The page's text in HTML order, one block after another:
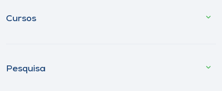
Cursos
Pesquisa